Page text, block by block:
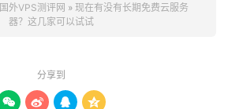
国外VPS测评网 » 现在有没有长期免费云服务
器？这几家可以试试
分享到
   